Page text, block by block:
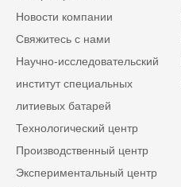
Новости компании
Свяжитесь с нами
Научно-исследовательский
институт специальных
литиевых батарей
Технологический центр
Производственный центр
Экспериментальный центр